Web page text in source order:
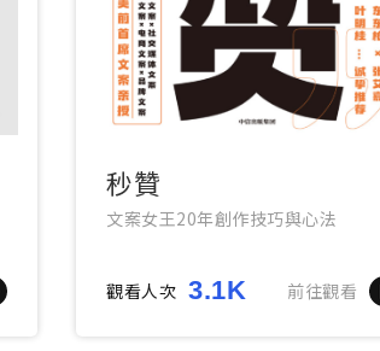
秒贊
文案女王20年創作技巧與心法
觀看人次 3.1K 前往觀看